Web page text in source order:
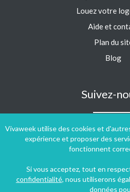
Vivaweek utilise des cookies et
expérience et proposer des
fonctionnent
Si vous acceptez, tout en
confidentialité, nous utiliserons
données
Louez votre
Aide et
Plan du
Blog
Suivez-